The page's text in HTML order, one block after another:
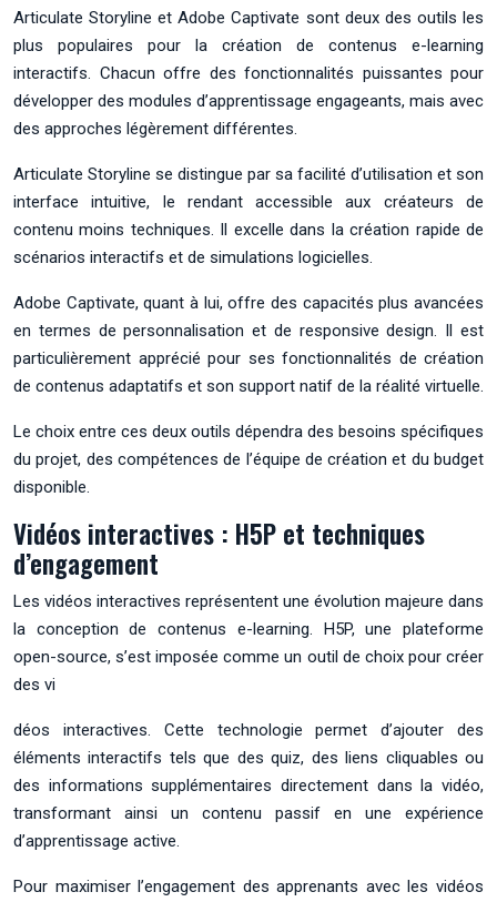
Articulate Storyline et Adobe Captivate sont deux des outils les
plus populaires pour la création de contenus e-learning
interactifs. Chacun offre des fonctionnalités puissantes pour
développer des modules d’apprentissage engageants, mais avec
des approches légèrement différentes.
Articulate Storyline se distingue par sa facilité d’utilisation et son
interface intuitive, le rendant accessible aux créateurs de
contenu moins techniques. Il excelle dans la création rapide de
scénarios interactifs et de simulations logicielles.
Adobe Captivate, quant à lui, offre des capacités plus avancées
en termes de personnalisation et de responsive design. Il est
particulièrement apprécié pour ses fonctionnalités de création
de contenus adaptatifs et son support natif de la réalité virtuelle.
Le choix entre ces deux outils dépendra des besoins spécifiques
du projet, des compétences de l’équipe de création et du budget
disponible.
Vidéos interactives : H5P et techniques
d’engagement
Les vidéos interactives représentent une évolution majeure dans
la conception de contenus e-learning. H5P, une plateforme
open-source, s’est imposée comme un outil de choix pour créer
des vi
déos interactives. Cette technologie permet d’ajouter des
éléments interactifs tels que des quiz, des liens cliquables ou
des informations supplémentaires directement dans la vidéo,
transformant ainsi un contenu passif en une expérience
d’apprentissage active.
Pour maximiser l’engagement des apprenants avec les vidéos